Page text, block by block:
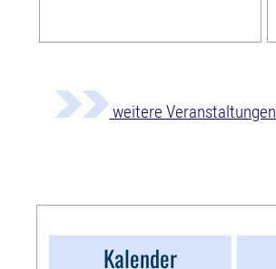
weitere Veranstaltungen
Kalender